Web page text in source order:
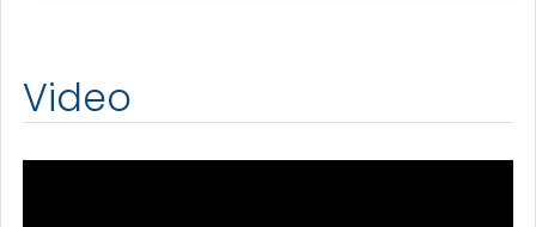
Video